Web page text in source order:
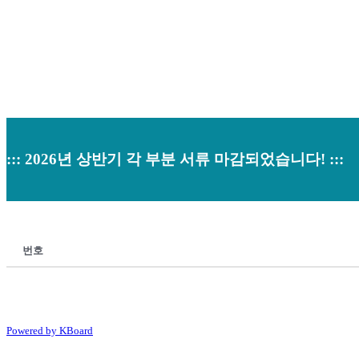
::: 2026년 상반기 각 부분 서류 마감되었습니다! :::
번호
Powered by KBoard